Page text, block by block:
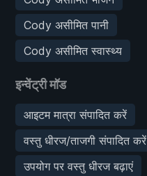
Cody असीमित पानी
Cody असीमित स्वास्थ्य
इन्वेंट्री मॉड
आइटम मात्रा संपादित करें
वस्तु धीरज/ताजगी संपादित करें
उपयोग पर वस्तु धीरज बढ़ाएं